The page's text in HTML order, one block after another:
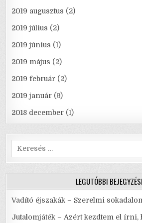
2019 augusztus (2)
2019 július (2)
2019 június (1)
2019 május (2)
2019 február (2)
2019 január (9)
2018 december (1)
Search
for:
LEGUTÓBBI
Vadító éjszakák – Szerelmi
Jutalomjáték – Azért kezdtem el írni,